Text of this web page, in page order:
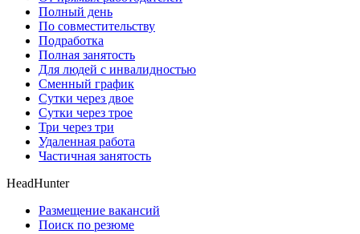
Полный день
По совместительству
Подработка
Полная занятость
Для людей с инвалидностью
Сменный график
Сутки через двое
Сутки через трое
Три через три
Удаленная работа
Частичная занятость
HeadHunter
Размещение вакансий
Поиск по резюме